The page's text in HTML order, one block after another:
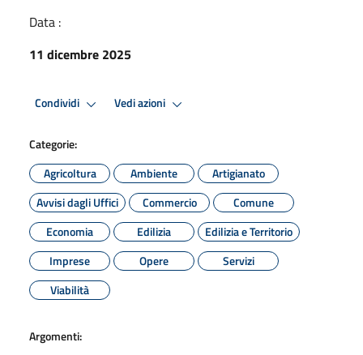
Data :
11 dicembre 2025
Condividi Vedi azioni
Categorie:
Agricoltura
Ambiente
Artigianato
Avvisi dagli Uffici
Commercio
Comune
Economia
Edilizia
Edilizia e Territorio
Imprese
Opere
Servizi
Viabilità
Argomenti: